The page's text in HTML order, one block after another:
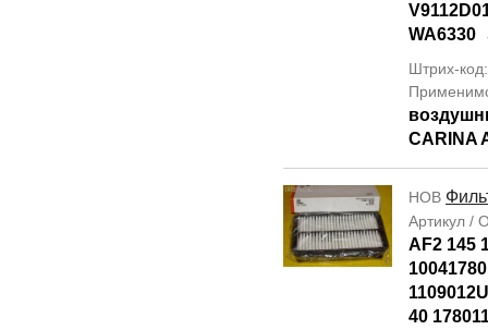
WA6330
Штрих-
CARINA
НОВ
Артикул /
AF2 145
40